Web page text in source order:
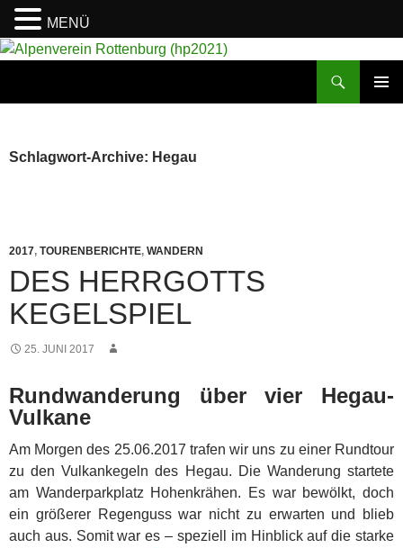
Schlagwort-Archive: Hegau
2017, TOURENBERICHTE, WANDERN
DES HERRGOTTS
KEGELSPIEL
25. JUNI 2017
Rundwanderung über vier Hegau-
Vulkane
Am Morgen des 25.06.2017 trafen wir uns zu einer Rundtour
zu den Vulkankegeln des Hegau. Die Wanderung startete
am Wanderparkplatz Hohenkrähen. Es war bewölkt, doch
ein größerer Regenguss war nicht zu erwarten und blieb
auch aus. Somit war es – speziell im Hinblick auf die starke
MENÜ